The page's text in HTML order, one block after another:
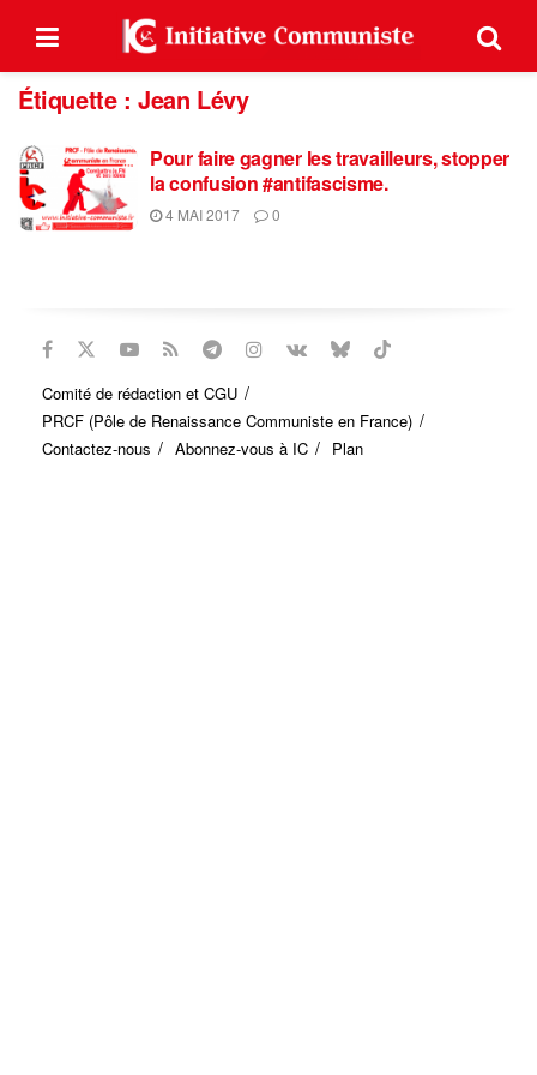
Étiquette :Jean Lévy
Pour faire gagner les travailleurs, stopper
la confusion #antifascisme.
4 MAI 2017 0
Comité de rédaction et CGU
PRCF (Pôle de Renaissance Communiste en France)
Contactez-nous
Abonnez-vous à IC Plan